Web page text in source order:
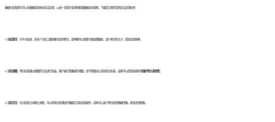
数据分区和索引可以在数据库系统中综合应用，以进一步提升查询性能和数据访问效率。下面是几种常见的综合应用技术：
1. 分区索引： 对于分区表，在每个分区上都创建对应的索引。这样做可以使索引更加精细化，减少索引的大小，提高查询效率。
2. 分区视图： 将分区表通过视图的方式进行封装，客户端只需要操作视图，而不需要关心实际的分区表。这样可以提高系统的 可维护性 和 易用性
3. 分区交互： 在分区表之间建立关联，可以利用分区键进行数据交互和查询操作。这样可以减少跨分区的数据传输，提高查询性能。